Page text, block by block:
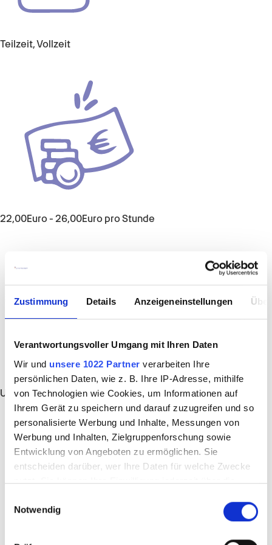
Zustimmung Details Anzeigeneinstellungen
Verantwortungsvoller Umgang mit Ihren Daten
Wir und unsere 1022 Partner verarbeiten Ihre
persönlichen Daten, wie z. B. Ihre IP-Adresse, mithilfe
von Technologien wie Cookies, um Informationen auf
Ihrem Gerät zu speichern und darauf zuzugreifen und so
personalisierte Werbung und Inhalte, Messungen von
Werbung und Inhalten, Zielgruppenforschung sowie
Entwicklung von Angeboten zu ermöglichen. Sie
entscheiden darüber, wer Ihre Daten für welche Zwecke
nutzt. Sie können Ihre Einwilligung jederzeit über die
Trigger Symbol ändern oder widerrufen
Notwendig
Teilzeit, Vollzeit
22,00Euro - 26,00Euro pro Stunde
Unbefristet